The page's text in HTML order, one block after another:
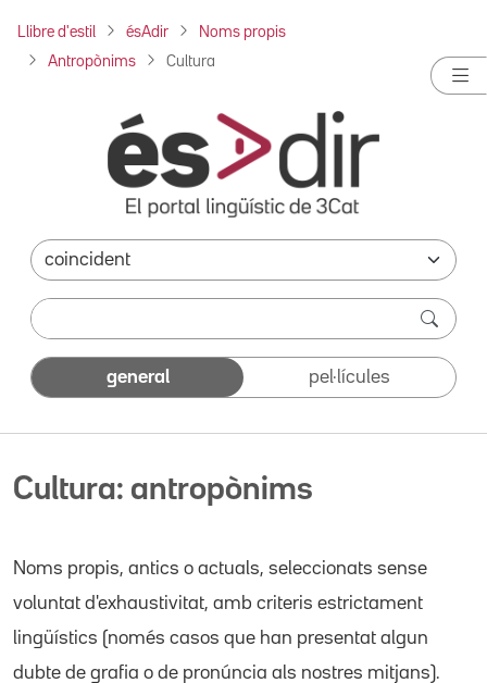
Llibre d'estil ésAdir Noms propis
Antropònims Cultura
general pel·lícules
Cultura: antropònims
Noms propis, antics o actuals, seleccionats sense
voluntat d'exhaustivitat, amb criteris estrictament
lingüístics (només casos que han presentat algun
dubte de grafia o de pronúncia als nostres mitjans).